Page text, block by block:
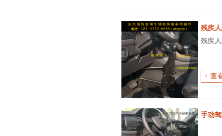
残疾
残疾
+ 查
手动